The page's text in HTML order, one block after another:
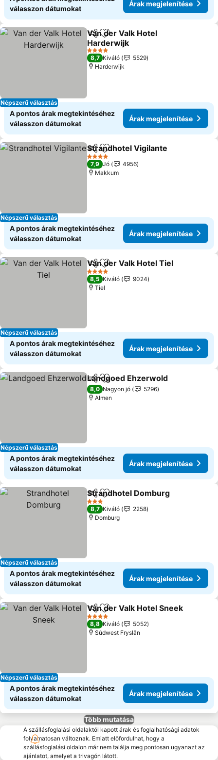
válasszon dátumokat
Árak megjelenítése
Népszerű választás
Megosztás
Hozzáadás a kedvencekhez
Van der Valk Hotel
Harderwijk
Árak megjelenítése
4 Kategória
8,7 Kiváló
5529
Harderwijk
A pontos árak megtekintéséhez
válasszon dátumokat
Árak megjelenítése
Népszerű választás
Megosztás
Hozzáadás a kedvencekhez
Strandhotel Vigilante
4 Kategória
7,9 Jó
4956
Makkum
A pontos árak megtekintéséhez
válasszon dátumokat
Árak megjelenítése
Népszerű választás
Megosztás
Hozzáadás a kedvencekhez
Van der Valk Hotel Tiel
4 Kategória
8,5 Kiváló
9024
Tiel
A pontos árak megtekintéséhez
válasszon dátumokat
Árak megjelenítése
Népszerű választás
Megosztás
Hozzáadás a kedvencekhez
Landgoed Ehzerwold
8,0 Nagyon jó
5296
Almen
A pontos árak megtekintéséhez
válasszon dátumokat
Árak megjelenítése
Népszerű választás
Megosztás
Hozzáadás a kedvencekhez
Strandhotel Domburg
3 Kategória
8,7 Kiváló
2258
Domburg
A pontos árak megtekintéséhez
válasszon dátumokat
Árak megjelenítése
Népszerű választás
Megosztás
Hozzáadás a kedvencekhez
Van der Valk Hotel Sneek
4 Kategória
8,8 Kiváló
5052
Súdwest Fryslân
A pontos árak megtekintéséhez
válasszon dátumokat
Árak megjelenítése
Több mutatása
A szállásfoglalási oldalaktól kapott árak és foglalhatósági adatok
folyamatosan változnak. Emiatt előfordulhat, hogy a
szállásfoglalási oldalon már nem találja meg pontosan ugyanazt az
ajánlatot, amelyet a trivagón látott.